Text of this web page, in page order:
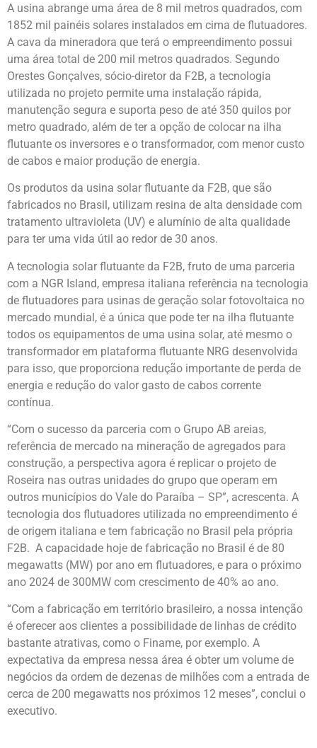
A usina abrange uma área de 8 mil metros quadrados, com
1852 mil painéis solares instalados em cima de flutuadores.
A cava da mineradora que terá o empreendimento possui
uma área total de 200 mil metros quadrados. Segundo
Orestes Gonçalves, sócio-diretor da F2B, a tecnologia
utilizada no projeto permite uma instalação rápida,
manutenção segura e suporta peso de até 350 quilos por
metro quadrado, além de ter a opção de colocar na ilha
flutuante os inversores e o transformador, com menor custo
de cabos e maior produção de energia.
Os produtos da usina solar flutuante da F2B, que são
fabricados no Brasil, utilizam resina de alta densidade com
tratamento ultravioleta (UV) e alumínio de alta qualidade
para ter uma vida útil ao redor de 30 anos.
A tecnologia solar flutuante da F2B, fruto de uma parceria
com a NGR Island, empresa italiana referência na tecnologia
de flutuadores para usinas de geração solar fotovoltaica no
mercado mundial, é a única que pode ter na ilha flutuante
todos os equipamentos de uma usina solar, até mesmo o
transformador em plataforma flutuante NRG desenvolvida
para isso, que proporciona redução importante de perda de
energia e redução do valor gasto de cabos corrente
contínua.
“Com o sucesso da parceria com o Grupo AB areias,
referência de mercado na mineração de agregados para
construção, a perspectiva agora é replicar o projeto de
Roseira nas outras unidades do grupo que operam em
outros municípios do Vale do Paraíba – SP”, acrescenta. A
tecnologia dos flutuadores utilizada no empreendimento é
de origem italiana e tem fabricação no Brasil pela própria
F2B. A capacidade hoje de fabricação no Brasil é de 80
megawatts (MW) por ano em flutuadores, e para o próximo
ano 2024 de 300MW com crescimento de 40% ao ano.
“Com a fabricação em território brasileiro, a nossa intenção
é oferecer aos clientes a possibilidade de linhas de crédito
bastante atrativas, como o Finame, por exemplo. A
expectativa da empresa nessa área é obter um volume de
negócios da ordem de dezenas de milhões com a entrada de
cerca de 200 megawatts nos próximos 12 meses”, conclui o
executivo.